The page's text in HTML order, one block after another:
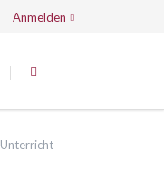
Anmelden
überspringen
Unterricht